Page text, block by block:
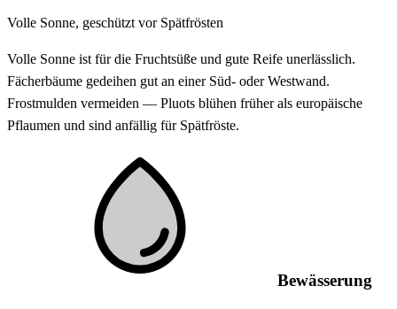
Volle Sonne, geschützt vor Spätfrösten
Volle Sonne ist für die Fruchtsüße und gute Reife unerlässlich.
Fächerbäume gedeihen gut an einer Süd- oder Westwand.
Frostmulden vermeiden — Pluots blühen früher als europäische
Pflaumen und sind anfällig für Spätfröste.
Bewässerung